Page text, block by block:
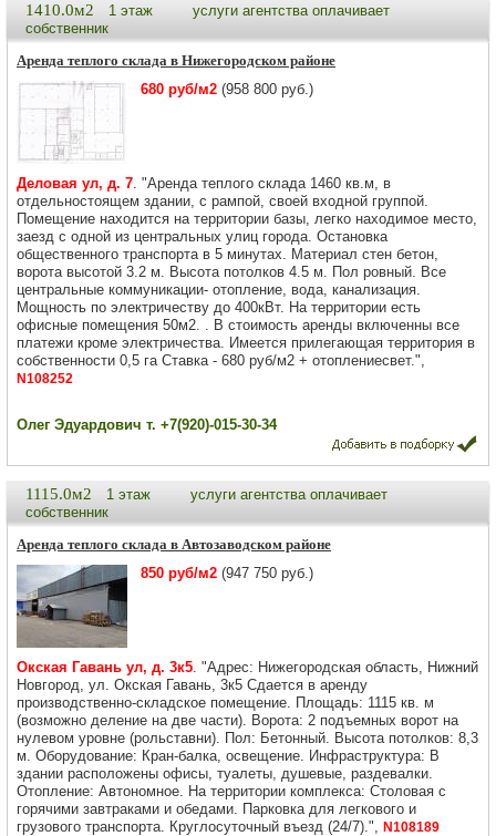
1410.0м2 1 этаж
услуги агентства оплачивает
собственник
Аренда теплого склада в Нижегородском районе
680 руб/м2 (958 800 руб.)
Деловая ул, д. 7. "Аренда теплого склада 1460 кв.м, в
отдельностоящем здании, с рампой, своей входной группой.
Помещение находится на территории базы, легко находимое место,
заезд с одной из центральных улиц города. Остановка
общественного транспорта в 5 минутах. Материал стен бетон,
ворота высотой 3.2 м. Высота потолков 4.5 м. Пол ровный. Все
центральные коммуникации- отопление, вода, канализация.
Мощность по электричеству до 400кВт. На территории есть
офисные помещения 50м2. . В стоимоcть аренды включенны все
платежи кроме электричества. Имеется прилегающая территория в
собственности 0,5 га Ставка - 680 руб/м2 + отоплениесвет.",
N108252
Олег Эдуардович т. +7(920)-015-30-34
1115.0м2 1 этаж
услуги агентства оплачивает
собственник
Аренда теплого склада в Автозаводском районе
850 руб/м2 (947 750 руб.)
Окская Гавань ул, д. 3к5. "Адрес: Нижегородская область, Нижний
Новгород, ул. Окская Гавань, 3к5 Сдается в аренду
производственно-складское помещение. Площадь: 1115 кв. м
(возможно деление на две части). Ворота: 2 подъемных ворот на
нулевом уровне (рольставни). Пол: Бетонный. Высота потолков: 8,3
м. Оборудование: Кран-балка, освещение. Инфраструктура: В
здании расположены офисы, туалеты, душевые, раздевалки.
Отопление: Автономное. На территории комплекса: Столовая с
горячими завтраками и обедами. Парковка для легкового и
грузового транспорта. Круглосуточный въезд (24/7).", N108189